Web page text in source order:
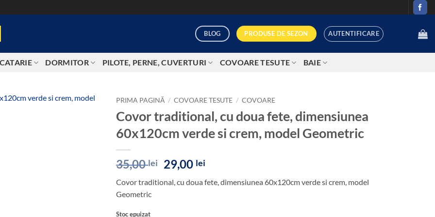
BLOG PRODUSE DE SEZON AUTENTIFICARE
DORMITOR PILOTE, PERNE, CUVERTURI COVOARE TESUTE BAIE
PRIMA PAGINĂ / COVOARE TESUTE / COVOARE
Covor traditional, cu doua fete, dimensiunea
60x120cm verde si crem, model Geometric
35,00lei
Prețul
inițial
a
29,00 lei
este:
Covor traditional, cu doua fete, dimensiunea 60x120cm verde si crem, model
Geometric
Stoc epuizat